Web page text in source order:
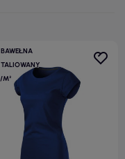
TALIOWANY
M²